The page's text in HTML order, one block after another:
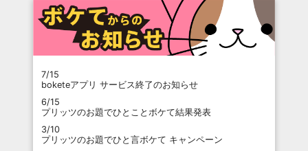
7/15
boketeアプリ サービス終了のお知らせ
6/15
プリッツのお題でひとことボケて結果発表
3/10
プリッツのお題でひと言ボケて キャンペーン